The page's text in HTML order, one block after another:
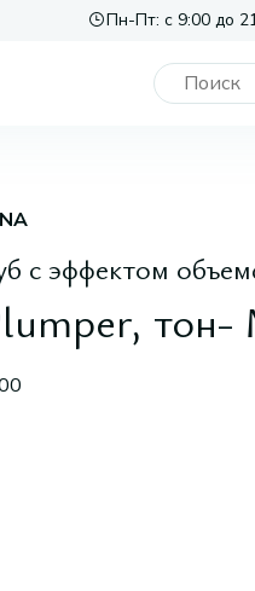
Пн-Пт: с 9:00 до
с эффектом
тон-